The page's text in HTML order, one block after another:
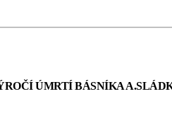
ÚMRTÍ BÁSNÍKA